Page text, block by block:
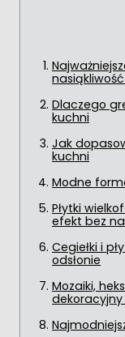
Dlaczego
kuchni
Jak
kuchni
Modne
Płytki
efekt bez
Cegiełki i
odsłonie
Mozaiki,